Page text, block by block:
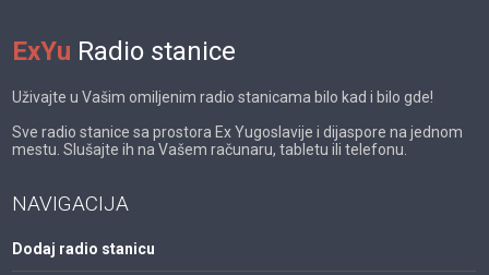
ExYu Radio stanice
Uživajte u Vašim omiljenim radio stanicama bilo kad i bilo gde!
Sve radio stanice sa prostora Ex Yugoslavije i dijaspore na jednom
mestu. Slušajte ih na Vašem računaru, tabletu ili telefonu.
NAVIGACIJA
Dodaj radio stanicu